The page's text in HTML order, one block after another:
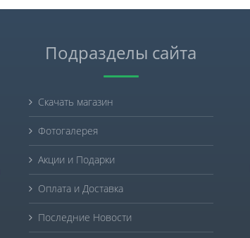
Подразделы сайта
Скачать магазин
Фотогалерея
Акции и Подарки
Оплата и Доставка
Последние Новости